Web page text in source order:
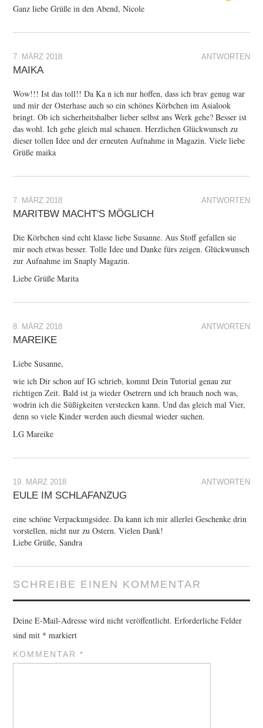
Ganz liebe Grüße in den Abend, Nicole
ANTWORTEN
7. MÄRZ 2018
MAIKA
Wow!!! Ist das toll!! Da Ka n ich nur hoffen, dass ich brav genug war
und mir der Osterhase auch so ein schönes Körbchen im Asialook
bringt. Ob ich sicherheitshalber lieber selbst ans Werk gehe? Besser ist
das wohl. Ich gehe gleich mal schauen. Herzlichen Glückwunsch zu
dieser tollen Idee und der erneuten Aufnahme in Magazin. Viele liebe
Grüße maika
ANTWORTEN
7. MÄRZ 2018
MARITBW MACHT'S MÖGLICH
Die Körbchen sind echt klasse liebe Susanne. Aus Stoff gefallen sie
mir noch etwas besser. Tolle Idee und Danke fürs zeigen. Glückwunsch
zur Aufnahme im Snaply Magazin.
Liebe Grüße Marita
ANTWORTEN
8. MÄRZ 2018
MAREIKE
Liebe Susanne,
wie ich Dir schon auf IG schrieb, kommt Dein Tutorial genau zur
richtigen Zeit. Bald ist ja wieder Osetrern und ich brauch noch was,
wodrin ich die Süßigkeiten verstecken kann. Und das gleich mal Vier,
denn so viele Kinder werden auch diesmal wieder suchen.
LG Mareike
ANTWORTEN
19. MÄRZ 2018
EULE IM SCHLAFANZUG
eine schöne Verpackungsidee. Da kann ich mir allerlei Geschenke drin
vorstellen, nicht nur zu Ostern. Vielen Dank!
Liebe Grüße, Sandra
SCHREIBE EINEN KOMMENTAR
Deine E-Mail-Adresse wird nicht veröffentlicht. Erforderliche Felder
sind mit * markiert
KOMMENTAR*